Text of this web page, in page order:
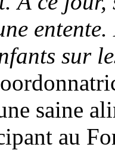
sur
saine
au